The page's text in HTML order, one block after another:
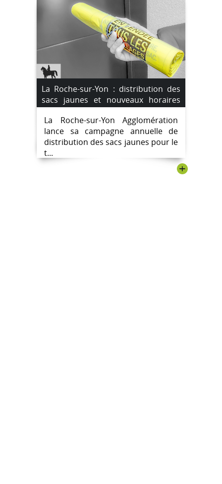
La Roche-sur-Yon : distribution des
sacs jaunes et nouveaux horaires
des déchèteries
La Roche-sur-Yon Agglomération
lance sa campagne annuelle de
distribution des sacs jaunes pour le
t...
+